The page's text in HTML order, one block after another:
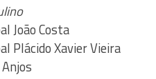
João Costa
Plácido Xavier Vieira